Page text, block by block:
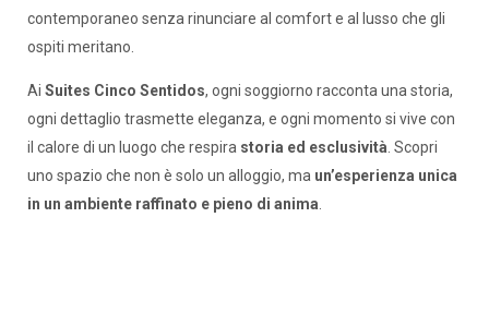
contemporaneo senza rinunciare al comfort e al lusso che gli
ospiti meritano.
Ai Suites Cinco Sentidos, ogni soggiorno racconta una storia,
ogni dettaglio trasmette eleganza, e ogni momento si vive con
il calore di un luogo che respira storia ed esclusività . Scopri
uno spazio che non è solo un alloggio, ma un’esperienza unica
in un ambiente raffinato e pieno di anima